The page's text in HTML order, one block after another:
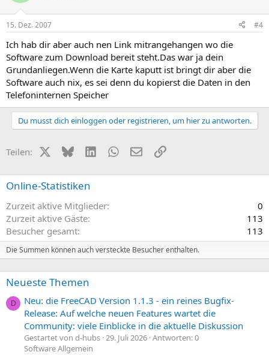
15. Dez. 2007 #4
Ich hab dir aber auch nen Link mitrangehangen wo die
Software zum Download bereit steht.Das war ja dein
Grundanliegen.Wenn die Karte kaputt ist bringt dir aber die
Software auch nix, es sei denn du kopierst die Daten in den
Telefoninternen Speicher
Du musst dich einloggen oder registrieren, um hier zu antworten.
Teilen: X (Twitter)
BlueskyLinkedInWhatsApp
E-MailLink
Online-Statistiken
Zurzeit aktive Mitglieder
0
Zurzeit aktive Gäste
113
Besucher gesamt
113
Die Summen können auch versteckte Besucher enthalten.
Neueste Themen
D
Neu: die FreeCAD Version 1.1.3 - ein reines Bugfix-
Release: Auf welche neuen Features wartet die
Community: viele Einblicke in die aktuelle Diskussion
Gestartet von d-hubs 29. Juli 2026 Antworten: 0
Software Allgemein